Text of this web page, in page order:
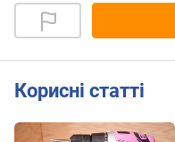
Корисні статті